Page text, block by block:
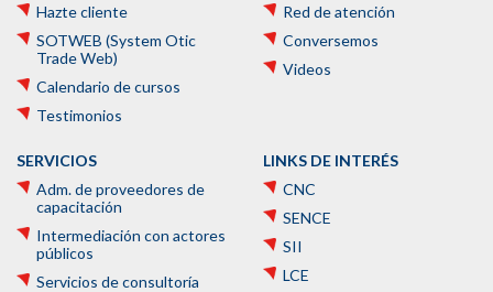
Hazte cliente
SOTWEB (System Otic
Trade Web)
Calendario de cursos
Testimonios
Red de atención
Conversemos
Videos
SERVICIOS
Adm. de proveedores de
capacitación
Intermediación con actores
públicos
Servicios de consultoría
LINKS DE INTERÉS
CNC
SENCE
SII
LCE